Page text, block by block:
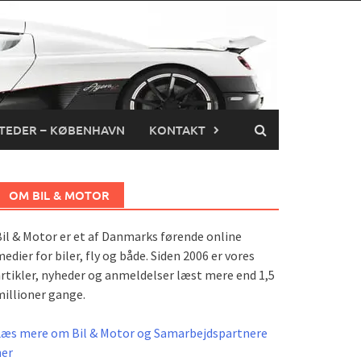
– KØBENHAVN KONTAKT
OM BIL & MOTOR
& Motor er et af Danmarks førende online
for biler, fly og både. Siden 2006 er vores
nyheder og anmeldelser læst mere end 1,5
gange.
mere om Bil & Motor og Samarbejdspartnere